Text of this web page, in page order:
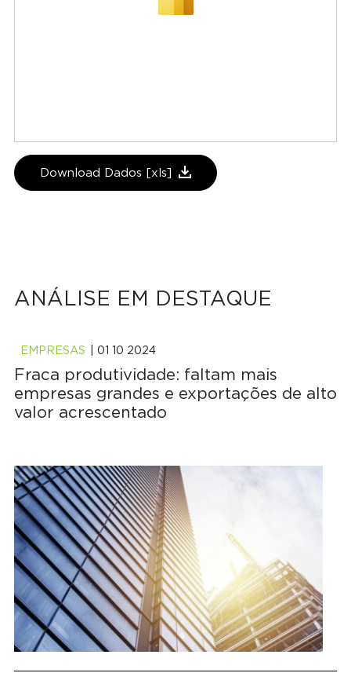
Download Dados [xls]
ANÁLISE EM DESTAQUE
EMPRESAS | 01 10 2024
Fraca produtividade: faltam mais
empresas grandes e exportações de alto
valor acrescentado